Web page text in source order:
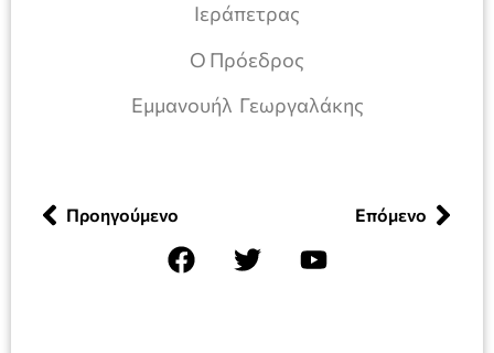
Ιεράπετρας
Ο Πρόεδρος
Εμμανουήλ Γεωργαλάκης
Προηγούμενο Επόμενο